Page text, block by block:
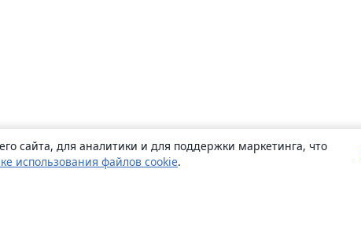
сайта, для аналитики и для поддержки маркетинга, что
использования файлов cookie.